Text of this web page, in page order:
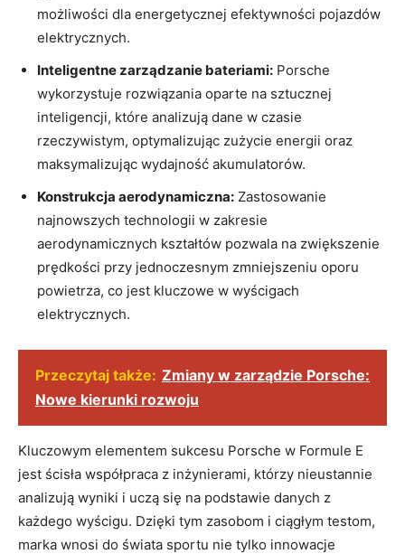
możliwości dla energetycznej efektywności pojazdów
elektrycznych.
Inteligentne zarządzanie bateriami: Porsche
wykorzystuje rozwiązania oparte na sztucznej
inteligencji, które analizują dane w czasie
rzeczywistym, optymalizując zużycie energii oraz
maksymalizując wydajność akumulatorów.
Konstrukcja aerodynamiczna: Zastosowanie
najnowszych technologii w zakresie
aerodynamicznych kształtów pozwala na zwiększenie
prędkości przy jednoczesnym zmniejszeniu oporu
powietrza, co jest kluczowe w wyścigach
elektrycznych.
Przeczytaj także: Zmiany w zarządzie Porsche:
Nowe kierunki rozwoju
Kluczowym elementem sukcesu Porsche w Formule E
jest ścisła współpraca z inżynierami, którzy nieustannie
analizują wyniki i uczą się na podstawie danych z
każdego wyścigu. Dzięki tym zasobom i ciągłym testom,
marka wnosi do świata sportu nie tylko innowacje